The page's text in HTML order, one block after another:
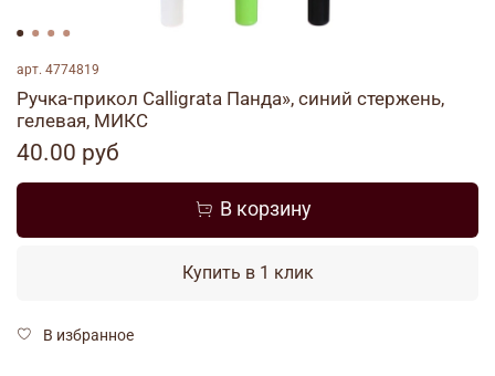
арт. 4774819
Ручка-прикол Calligrata Панда», синий стержень,
гелевая, МИКС
40.00 руб
В корзину
Купить в 1 клик
В избранное